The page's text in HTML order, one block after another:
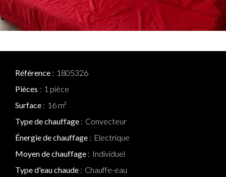
Référence
1805326
Pièces
1 pièce
Surface
16 m²
Type de chauffage
Convecteur
Énergie de chauffage
Electrique
Moyen de chauffage
Individuel
Type d'eau chaude
Chauffe-eau